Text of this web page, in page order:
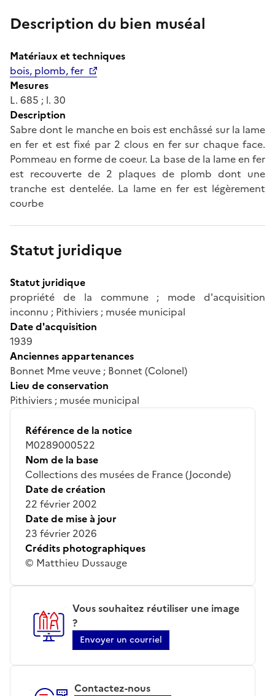
Description du bien muséal
Matériaux et techniques
bois, plomb, fer
Mesures
L. 685 ; l. 30
Description
Sabre dont le manche en bois est enchâssé sur la lame
en fer et est fixé par 2 clous en fer sur chaque face.
Pommeau en forme de coeur. La base de la lame en fer
est recouverte de 2 plaques de plomb dont une
tranche est dentelée. La lame en fer est légèrement
courbe
Statut juridique
Statut juridique
propriété de la commune ; mode d'acquisition
inconnu ; Pithiviers ; musée municipal
Date d'acquisition
1939
Anciennes appartenances
Bonnet Mme veuve ; Bonnet (Colonel)
Lieu de conservation
Pithiviers ; musée municipal
Référence de la notice
M0289000522
Nom de la base
Collections des musées de France (Joconde)
Date de création
22 février 2002
Date de mise à jour
23 février 2026
Crédits photographiques
© Matthieu Dussauge
Vous souhaitez réutiliser une image
?
Envoyer un courriel
Contactez-nous